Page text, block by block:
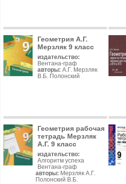
Геометрия А.Г.
Мерзляк 9 класс
издательство:
Вентана-граф
авторы: А.Г. Мерзляк
В.Б. Полонский
Геометрия рабочая
тетрадь Мерзляк
А.Г. 9 класс
издательство:
Алгоритм успеха
Вентана-граф
авторы: Мерзляк А.Г.
Полонский В.Б.